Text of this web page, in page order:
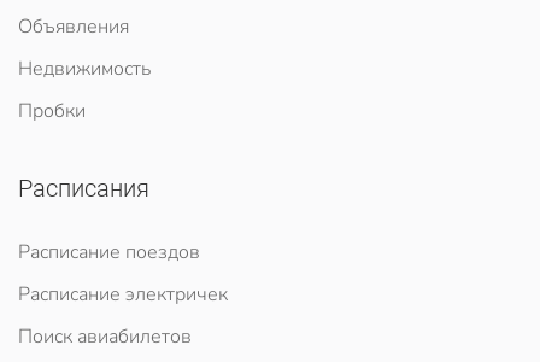
Объявления
Недвижимость
Пробки
Расписания
Расписание поездов
Расписание электричек
Поиск авиабилетов